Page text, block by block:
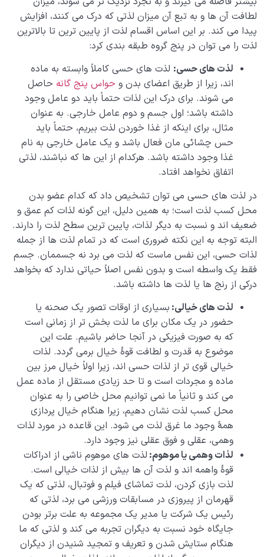
لطافت آن ها و به تبع آن میزان لذتی که درک می کنند، افزایش
پیدا می کند. بر این اساس اقسام لذت از پایین ترین تا بالاترین
لذت را می توان در پنج گروه طبقه بندی کرد:
لذت های حسی: لذت های حسی کاملاً وابسته به ماده
اند، زیرا از طریق اعضای بدن و حواس پنج گانه حاصل
می شوند. برای درک این لذات حتماً باید دو عامل وجود
داشته باشد؛ اول جسم و دوم عامل خارجی. به عنوان
مثال، برای اینکه از غذا خوردن لذت ببریم، حتماً باید
حس چشائی مان فعال باشد و یک عامل خارجی به نام
غذا وجود داشته باشد. هرکدام از این ها که نباشند، لذتی
اتفاق نخواهد افتاد.
در لذت های حسی می توان تشخیص داد که کدام عضو بدن
محل کسب لذت است؛ به همین دلیل، این گونه لذات کم عمق و
ضعیف اند و نسبت به دیگر لذات، پایین ترین سطح لذت را دارند.
البته توجه به این نکته ضروری است که در تمام لذت ها از جمله
لذات حسی، این نفس ماست که لذت می برد نه جسممان. جسم
فقط یک واسطه است و بدون نفس اصلاً حیاتی ندارد که بخواهد
درکی از رنج ها یا لذت ها داشته باشد.
لذت های خیالی: بسیاری از اوقات تصور یک صحنه یا
حضور در یک مکان برای ما لذت بخش تر از زمانی است
که به صورت فیزیکی در آنجا حاضر باشیم. علت این
موضوع به قدرت و لطافت قوۀ خیال برمی گردد. لذات
خیالی قوی تر از لذات حسی اند، زیرا اولاً خیال مرز بین
ماده و مجردات است و تا حد زیادی مستقل از ماده عمل
می کند و ثانیاً ما نمی توانیم محل خاصی را به عنوان
محل کسب لذت نشان دهیم، زیرا هنگام خیال پردازی
همۀ وجود ما غرق لذت می شود. این قاعده در مورد لذات
وهمی، عقلی و فوق عقلی نیز وجود دارد.
لذات وهمی یا موهوم: لذت های موهوم ناشی از ادراکات
قوۀ واهمه اند و لذت آن ها بیش از لذات خیالی است.
لذت بازی کردن، لذت تماشای فیلم و فوتبال، لذتی که یک
قهرمان از پیروزی در مسابقات ورزشی می برد، لذتی که
رئیس یک شرکت یا مدیر یک مجموعه به علت برتر بودن
جایگاه خود نسبت به دیگران تجربه می کند و لذتی که ما
هنگام ستایش شدن و تعریف و تمجید شنیدن از دیگران